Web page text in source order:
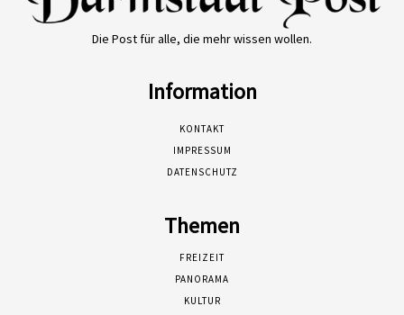
Die Post für alle, die mehr wissen wollen.
Information
KONTAKT
IMPRESSUM
DATENSCHUTZ
Themen
FREIZEIT
PANORAMA
KULTUR